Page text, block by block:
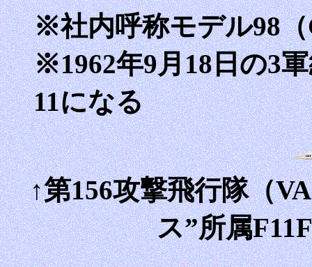
※社内呼称モデル98（
※1962年9月18日の3
11になる
↑第156攻撃飛行隊（
ス”所属